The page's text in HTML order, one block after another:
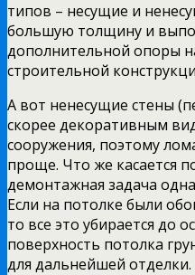
типов – несущие и
большую толщину и
дополнительной опоры
строительной
А вот ненесущие стены
скорее декоративным
сооружения, поэтому
проще. Что же касается
демонтажная задача
Если на потолке были
то все это убирается до
поверхность потолка
для дальнейшей отделки.